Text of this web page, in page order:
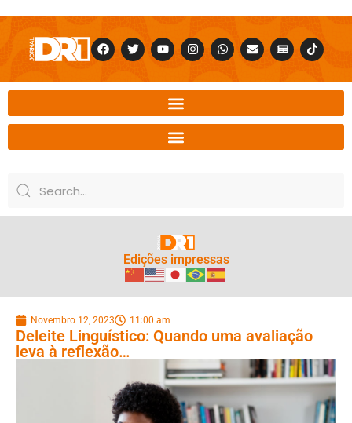
Edições impressas
Novembro 12, 2023 11:00 am
Deleite Linguístico: Quando uma avaliação
leva à reflexão…